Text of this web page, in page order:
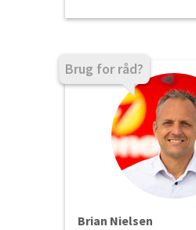
Brug for råd?
Brian Nielsen